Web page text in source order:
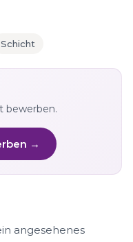
Schicht
bewerben.
→
angesehenes